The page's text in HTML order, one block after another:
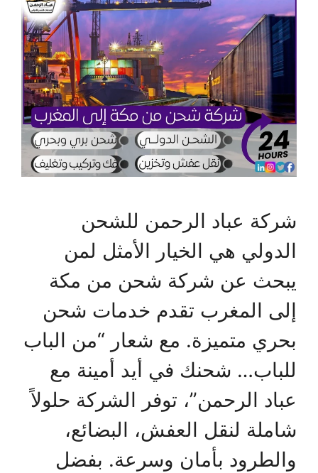
شركة عباد الرحمن للشحن
الدولي هي الخيار الأمثل لمن
يبحث عن شركة شحن من مكة
إلى المغرب تقدم خدمات شحن
بحري متميزة. مع شعار “من الباب
للباب… شحنك في أيد أمينة مع
عباد الرحمن”، توفر الشركة حلولاً
شاملة لنقل العفش، البضائع،
والطرود بأمان وسرعة. بفضل